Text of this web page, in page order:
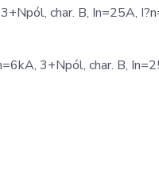
char. B, In=25A,